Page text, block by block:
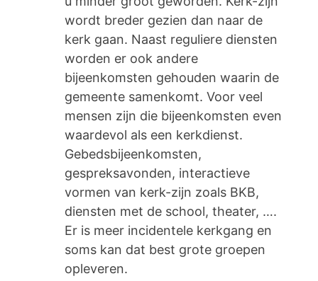
wordt breder gezien dan naar de
kerk gaan. Naast reguliere diensten
worden er ook andere
bijeenkomsten gehouden waarin de
gemeente samenkomt. Voor veel
mensen zijn die bijeenkomsten even
waardevol als een kerkdienst.
Gebedsbijeenkomsten,
gespreksavonden, interactieve
vormen van kerk-zijn zoals BKB,
diensten met de school, theater, ….
Er is meer incidentele kerkgang en
soms kan dat best grote groepen
opleveren.